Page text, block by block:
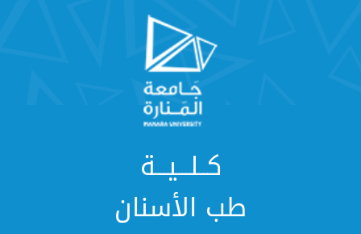
كــلـــيـــة
طب الأسنان